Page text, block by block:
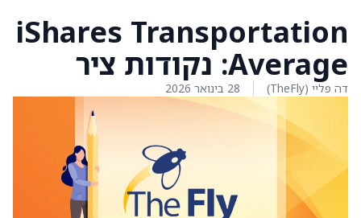
iShares Transportation
Average: נקודות ציר
דה פליי (TheFly) 28 בינואר 2026